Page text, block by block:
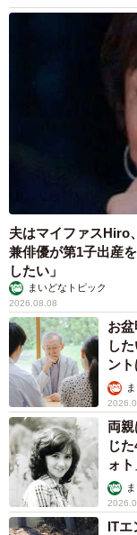
夫はマイファスHiro
兼俳優が第1子出産
したい」
まいどなトピック
2026.08.08
お
し
ント
両
じ
ォ
む」
IT